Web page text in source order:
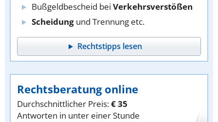
Bußgeldbescheid bei Verkehrsverstößen
Scheidung und Trennung etc.
Rechtstipps lesen
Rechtsberatung online
Durchschnittlicher Preis:€ 35
Antworten in unter einer Stunde